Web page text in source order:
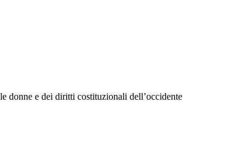
donne e dei diritti costituzionali dell’occidente